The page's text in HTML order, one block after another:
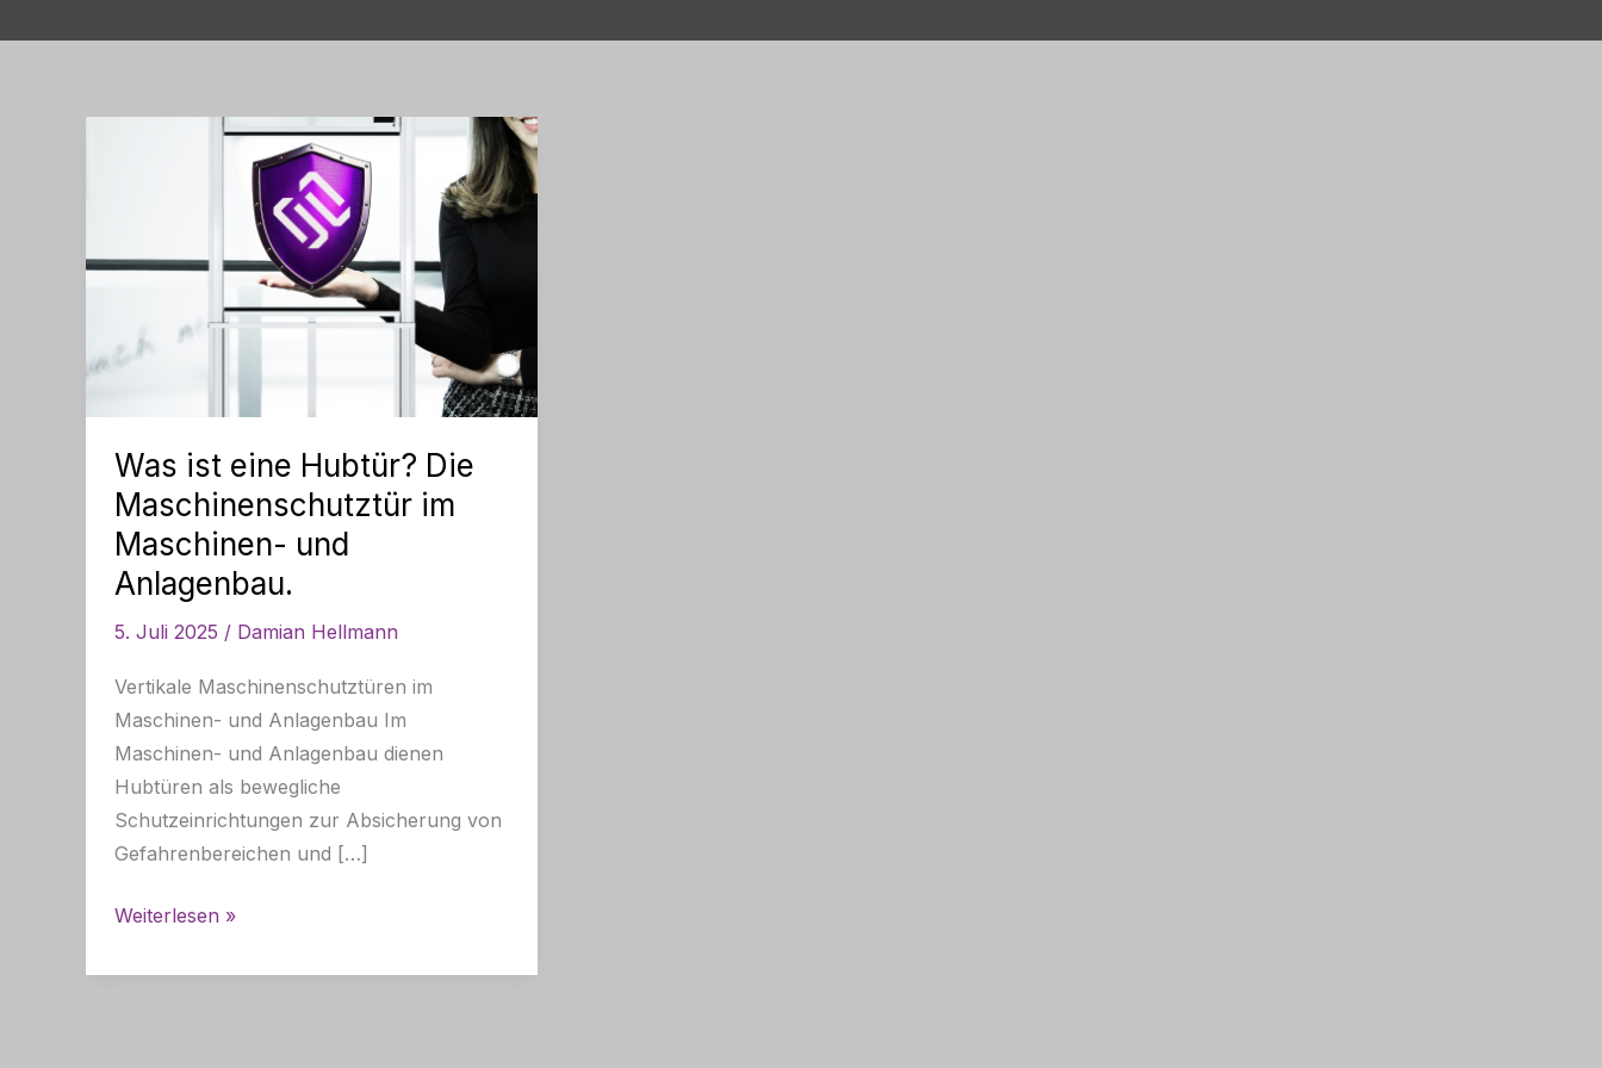
Was ist eine Hubtür? Die
Maschinenschutztür im
Maschinen- und
Anlagenbau.
5. Juli 2025 / Damian Hellmann
Vertikale Maschinenschutztüren im
Maschinen- und Anlagenbau Im
Maschinen- und Anlagenbau dienen
Hubtüren als bewegliche
Schutzeinrichtungen zur Absicherung von
Gefahrenbereichen und […]
Was
eine
Weiterlesen »